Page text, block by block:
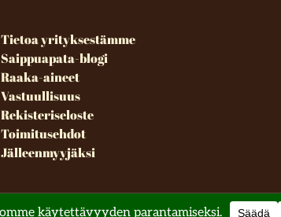
Tietoa yrityksestämme
Saippuapata-blogi
Raaka-aineet
Vastuullisuus
Rekisteriseloste
Toimitusehdot
Jälleenmyyjäksi